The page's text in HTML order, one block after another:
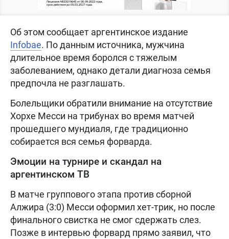
Об этом сообщает аргентинское издание
Infobae. По данным источника, мужчина
длительное время боролся с тяжелым
заболеванием, однако детали диагноза семья
предпочла не разглашать.
Болельщики обратили внимание на отсутствие
Хорхе Месси на трибунах во время матчей
прошедшего мундиаля, где традиционно
собирается вся семья форварда.
Эмоции на турнире и скандал на
аргентинском ТВ
В матче группового этапа против сборной
Алжира (3:0) Месси оформил хет-трик, но после
финального свистка не смог сдержать слез.
Позже в интервью форвард прямо заявил, что